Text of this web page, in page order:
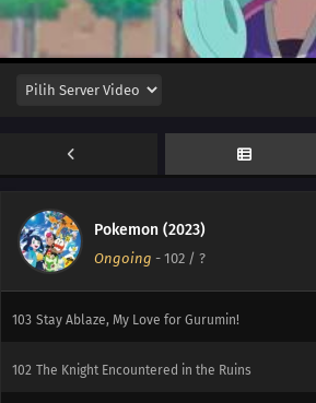
Pokemon (2023)
Ongoing - 102 / ?
109 How Nakanuchan Makes the Ultimate Hammer
108 Diana Comes Back!!!!
105 Surfing Surfugo After the Storm
104 Carbou's Wish
103 Stay Ablaze, My Love for Gurumin!
102 The Knight Encountered in the Ruins